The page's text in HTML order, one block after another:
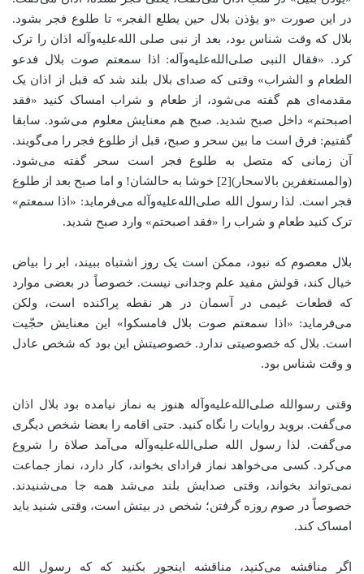
در این صورت «و یؤذن بلال حین یطلع الفجر» تا طلوع فجر بشود.
بلال که وقت شناس بود، بعد از نبی صلی الله‌علیه‌وآله اذان را ترک
کرد. «فقال النبی صلی‌الله‌علیه‌وآله: اذا سمعتم صوت بلال فدعو
الطعام و الشراب» وقتی که صدای بلال بلند شد که قبل از اذان یک
مقدمه‌ای هم گفته می‌شود، از طعام و شراب امساک کنید «فقد
اصبحتم» داخل صبح شدید. صبح هم معنایش معلوم می‌شود. سابقا
گفتیم: فرق است ما بین سحر و صبح، قبل از طلوع فجر را می‌گویند.
آن زمانی که متصل به طلوع فجر است سحر گفته می‌شود.
(والمستغفرین بالاسحار)[2] خوشا به حالشان! و اما صبح بعد از طلوع
فجر است. لذا رسول الله صلی‌الله‌علیه‌وآله می‌فرماید: «اذا سمعتم»
ترک کنید طعام و شراب را «فقد اصبحتم» وارد صبح شدید.
بلال معصوم که نبود، ممکن است یک روز اشتباه ببیند، ابر را بیاض
خیال کند، قولش مفید علم وجدانی نیست. خصوصاً در بعضی موارد
که قطعات غیمی در آسمان در هر نقطه پراکنده است، ولکن
می‌فرماید: «اذا سمعتم صوت بلال فامسکوا» این معنایش حجّیت
است. بلال که خصوصیتی ندارد. خصوصیتش این بود که شخص عادل
و وقت شناس بود.
وقتی رسوالله صلی‌الله‌علیه‌وآله هنوز به نماز نیامده بود بلال اذان
می‌گفت. بروید روایات را نگاه کنید. حتی اقامه را بعضا شخص دیگری
می‌گفت. لذا رسول الله صلی‌الله‌علیه‌وآله می‌آمد صلاة را شروع
می‌کرد. کسی می‌خواهد نماز فرادای بخواند، کار دارد، نماز جماعت
نمی‌تواند بخواند، وقتی صدایش بلند می‌شد همه جا می‌شنیدند.
خصوصاً در صوم روزه گرفتن؛ شخص در بیتش است، وقتی شنید باید
امساک کند.
اگر مناقشه می‌کنید، مناقشه اینجور بکنید که که رسول‌ الله